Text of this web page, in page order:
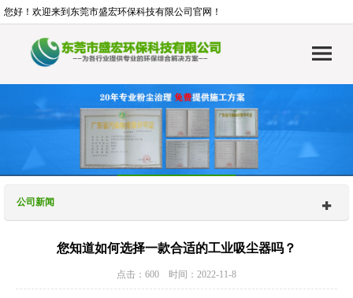
您好！欢迎来到东莞市盛宏环保科技有限公司官网！
公司新闻
您知道如何选择一款合适的工业吸尘器吗？
点击：600 时间：2022-11-8